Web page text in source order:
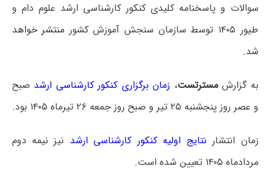
سوالات و پاسخنامه کلیدی کنکور کارشناسی ارشد علوم دام و
طیور ۱۴۰۵ توسط سازمان سنجش آموزش کشور
منتشر خواهد
شد.
به گزارشمسترتست، زمان برگزاری کنکور کارشناسی ارشد صبح
و عصر روز پنجشنبه ۲۵ تیر و صبح روز جمعه ۲۶ تیرماه ۱۴۰۵ بود.
زمان انتشار نتایج اولیه کنکور کارشناسی ارشد نیز نیمه دوم
مردادماه ۱۴۰۵ تعیین شده است.